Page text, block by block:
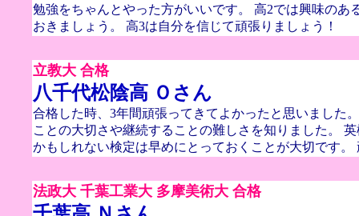
勉強をちゃんとやった方がいいです。 高2では興味のあ
おきましょう。 高3は自分を信じて頑張りましょう！
立教大 合格
八千代松陰高 Ｏさん
合格した時、3年間頑張ってきてよかったと思いました
ことの大切さや継続することの難しさを知りました。
かもしれない検定は早めにとっておくことが大切です。
法政大 千葉工業大 多摩美術大 合格